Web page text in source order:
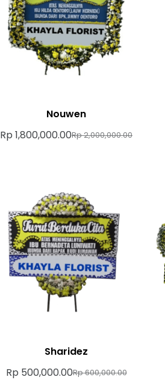
Nouwen
Rp2,000,000.00
Rp 1,800,000.00
Sharidez
Rp600,000.00
Rp 500,000.00